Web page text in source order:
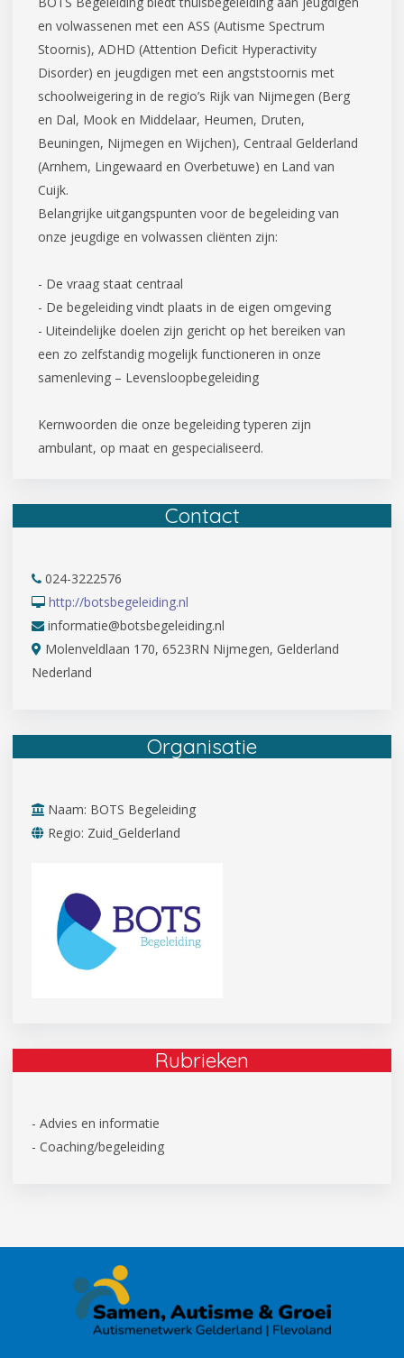
en volwassenen met een ASS (Autisme Spectrum
Stoornis), ADHD (Attention Deficit Hyperactivity
Disorder) en jeugdigen met een angststoornis met
schoolweigering in de regio’s Rijk van Nijmegen (Berg
en Dal, Mook en Middelaar, Heumen, Druten,
Beuningen, Nijmegen en Wijchen), Centraal Gelderland
(Arnhem, Lingewaard en Overbetuwe) en Land van
Cuijk.
Belangrijke uitgangspunten voor de begeleiding van
onze jeugdige en volwassen cliënten zijn:
- De vraag staat centraal
- De begeleiding vindt plaats in de eigen omgeving
- Uiteindelijke doelen zijn gericht op het bereiken van
een zo zelfstandig mogelijk functioneren in onze
samenleving – Levensloopbegeleiding
Kernwoorden die onze begeleiding typeren zijn
ambulant, op maat en gespecialiseerd.
Contact
024-3222576
http://botsbegeleiding.nl
informatie@botsbegeleiding.nl
Molenveldlaan 170, 6523RN Nijmegen, Gelderland
Nederland
Organisatie
Naam: BOTS Begeleiding
Regio: Zuid_Gelderland
Rubrieken
- Advies en informatie
- Coaching/begeleiding